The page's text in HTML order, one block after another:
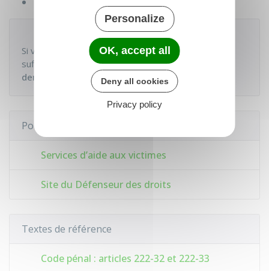
Si vous n'avez pas les ressources financières
suffisantes pour régler l'avocat, vous pouvez
demander l'aide juridictionnelle.
Pour en savoir plus
Services d’aide aux victimes
Site du Défenseur des droits
Textes de référence
Code pénal : articles 222-32 et 222-33
Personalize
OK, accept all
Deny all cookies
Privacy policy